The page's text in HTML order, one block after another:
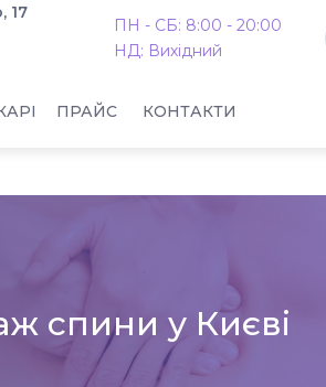
17
ПН - СБ: 8:00 - 20:00
НД: Вихідний
ПРАЙС КОНТАКТИ
спини у Києві